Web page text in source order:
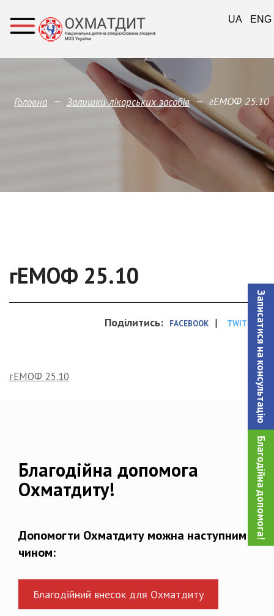
Записатися на консультацiю
Благодійна допомога!
Головна — Залишки лікарських засобів — гЕМОФ 25.10
гЕМОФ 25.10
Поділитись: FACEBOOK | TWITTER
гЕМОФ 25.10
Благодійна допомога
Охматдиту!
Допомогти Охматдиту можна наступним
чином:
Благодійний внесок для Охматдиту
UA ENG